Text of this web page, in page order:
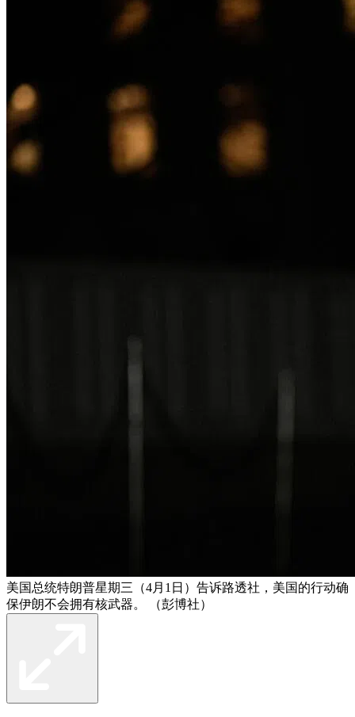
美国总统特朗普星期三（4月1日）告诉路透社，美国的行动确
保伊朗不会拥有核武器。 （彭博社）